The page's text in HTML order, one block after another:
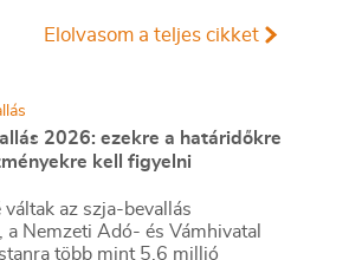
Elolvasom a teljes cikket
2026: ezekre a határidőkre
kell figyelni
váltak az szja-bevallás
a Nemzeti Adó- és Vámhivatal
több mint 5,6 millió